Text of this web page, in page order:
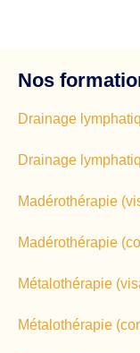
Nos
Drainage
Drainage
Madérothérapie
Madérothérapie
Métalothérapie
Métalothérapie